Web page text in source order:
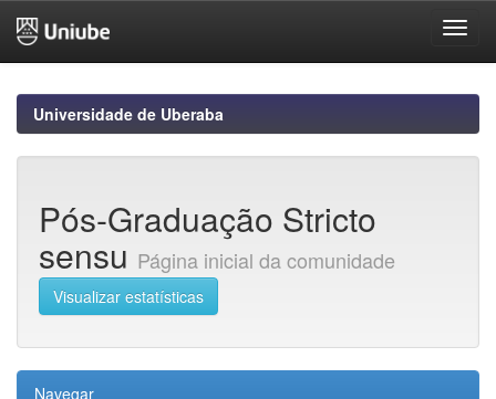
navigationUniversidade de Uberaba
Pós-Graduação Stricto
sensu Página inicial da comunidade
Visualizar estatísticas
Navegar